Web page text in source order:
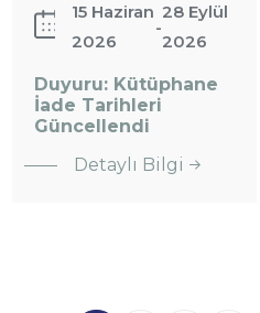
15 Haziran
2026
-
28 Eylül
2026
Duyuru: Kütüphane
İade Tarihleri
Güncellendi
Detaylı Bilgi
: Duyuru:
Kütüphane